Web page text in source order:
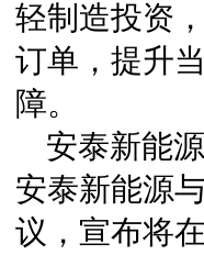
轻制造投资
订单，提升
障。
安泰新能
安泰新能源
议，宣布将